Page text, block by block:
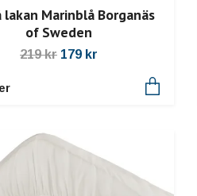
lakan Marinblå Borganäs
of Sweden
219 kr 179 kr